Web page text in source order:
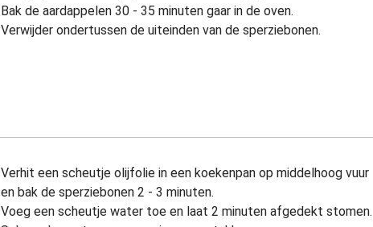
Bak de aardappelen 30 - 35 minuten gaar in de oven.
Verwijder ondertussen de uiteinden van de sperziebonen.
Verhit een scheutje olijfolie in een koekenpan op middelhoog vuur
en bak de sperziebonen 2 - 3 minuten.
Voeg een scheutje water toe en laat 2 minuten afgedekt stomen.